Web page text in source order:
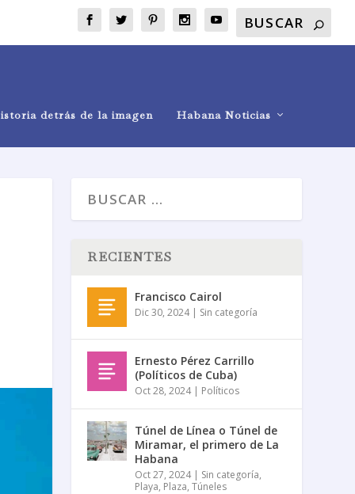
detrás de la imagen Habana Noticias
RECIENTES
Francisco Cairol
Dic 30, 2024| Sin categoría
Ernesto Pérez Carrillo
(Políticos de Cuba)
Oct 28, 2024| Políticos
Túnel de Línea o Túnel de
Miramar, el primero de La
Habana
Oct 27, 2024| Sin categoría,
Playa, Plaza,Túneles